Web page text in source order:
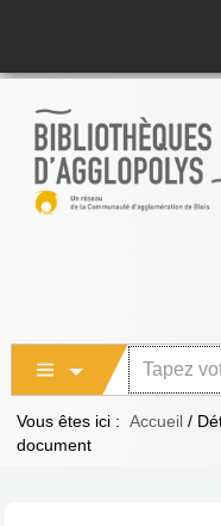
Vous êtes ici : Accueil /
document